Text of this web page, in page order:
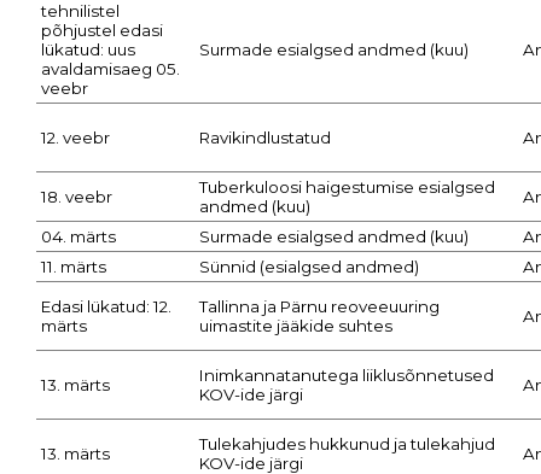
tehnilistel
põhjustel edasi
lükatud: uus
avaldamisaeg 05.
veebr
Surmade esialgsed andmed (kuu)
12. veebr Ravikindlustatud
18. veebr
Tuberkuloosi haigestumise esialgsed
andmed (kuu)
04. märts Surmade esialgsed andmed (kuu)
11. märts
Sünnid (esialgsed andmed)
Edasi lükatud: 12.
märts
Tallinna ja Pärnu reoveeuuring
uimastite jääkide suhtes
13. märts
Inimkannatanutega liiklusõnnetused
KOV-ide järgi
13. märts
Tulekahjudes hukkunud ja tulekahjud
KOV-ide järgi